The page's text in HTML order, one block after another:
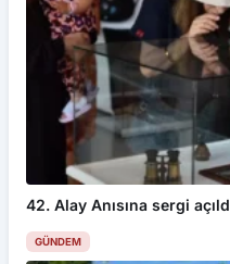
42. Alay Anısına sergi
GÜNDEM